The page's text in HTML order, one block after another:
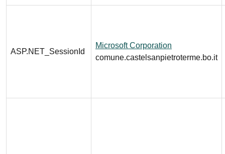
ASP.NET_SessionId
Microsoft Corporation
comune.castelsanpietroterme.bo.it